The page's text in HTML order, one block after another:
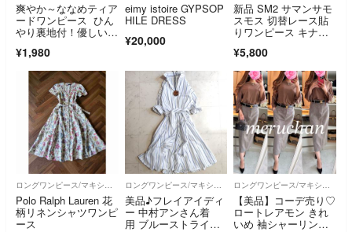
爽やか～ななめティア
ードワンピース ひん
やり裏地付！優しいグ
¥1,980
eimy istoire GYPSOP
HILE DRESS
¥20,000
新品 SM2 サマンサモ
スモス 切替レース貼
りワンピース キナ
¥5,800
ロングワンピース/マキシワンピース
Polo Ralph Lauren 花
柄リネンシャツワンピ
ース
ロングワンピース/マキシワンピース
美品♪フレイアイディ
ー 中村アンさん着
用 ブルーストライ
ロングワンピース/マキシワンピース
【美品】コーデ売り♡
ロートレアモン きれ
いめ 袖シャーリング